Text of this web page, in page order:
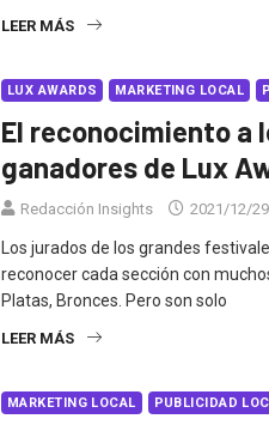
LEER MÁS
LUX AWARDS MARKETING LOCAL
El reconocimiento a
ganadores de Lux
Redacción Insights 2021/12/29
Los jurados de los grandes
reconocer cada sección con
Platas, Bronces. Pero son solo
LEER MÁS
MARKETING LOCAL PUBLICIDAD